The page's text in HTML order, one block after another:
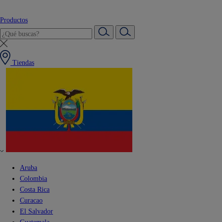
Productos
Tiendas
Aruba
Colombia
Costa Rica
Curacao
El Salvador